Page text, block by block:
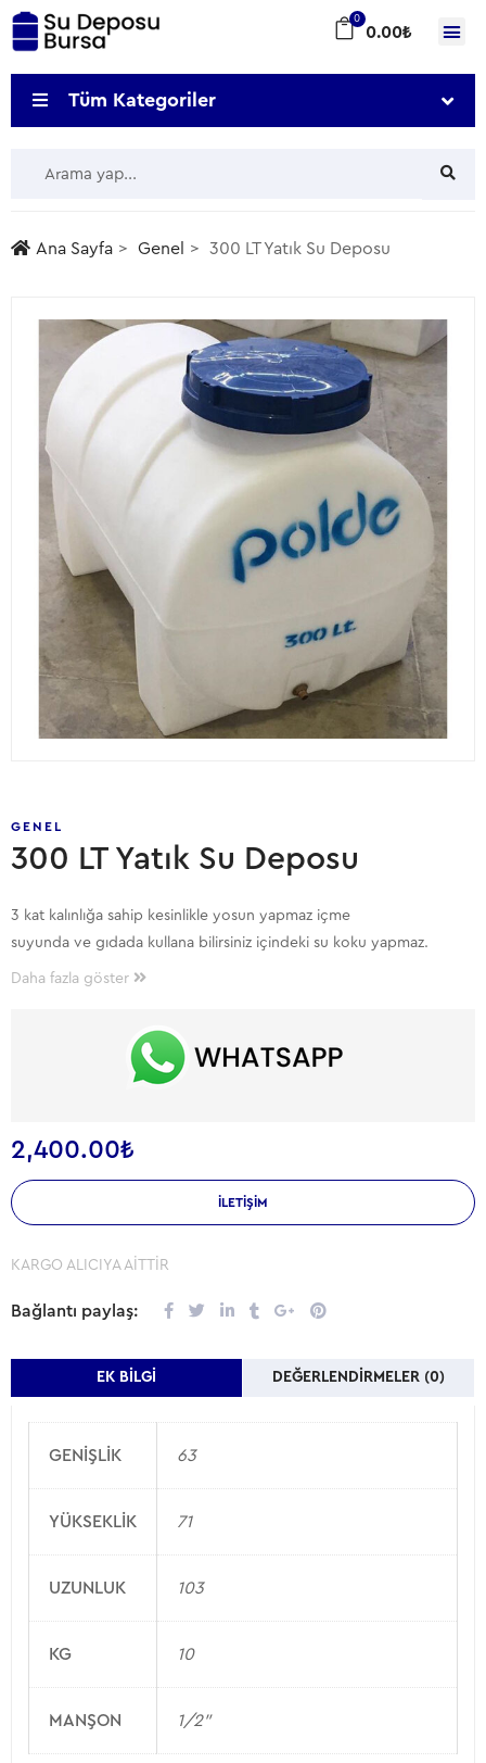
0
0.00₺
Tüm Kategoriler
Ana Sayfa Genel 300 LT Yatık Su Deposu
GENEL
300 LT Yatık Su Deposu
3 kat kalınlığa sahip kesinlikle yosun yapmaz içme
suyunda ve gıdada kullana bilirsiniz içindeki su koku yapmaz.
300 Litre Hacme sahiptir.
Daha fazla göster
2,400.00₺
İLETIŞIM
KARGO ALICIYA AİTTİR
Bağlantı paylaş:
EK BILGI DEĞERLENDIRMELER (0)
GENIŞLIK 63
YÜKSEKLIK 71
UZUNLUK 103
KG 10
MANŞON 1/2"